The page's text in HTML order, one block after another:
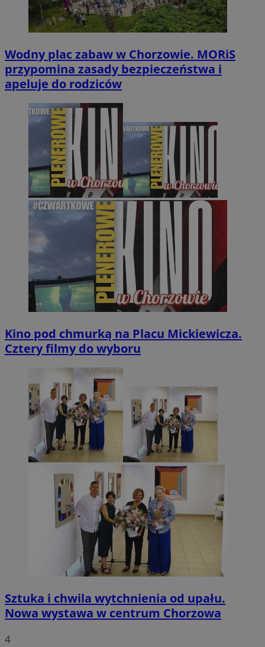
Wodny plac zabaw w Chorzowie. MORiS
przypomina zasady bezpieczeństwa i
apeluje do rodziców
Kino pod chmurką na Placu Mickiewicza.
Cztery filmy do wyboru
Sztuka i chwila wytchnienia od upału.
Nowa wystawa w centrum Chorzowa
4